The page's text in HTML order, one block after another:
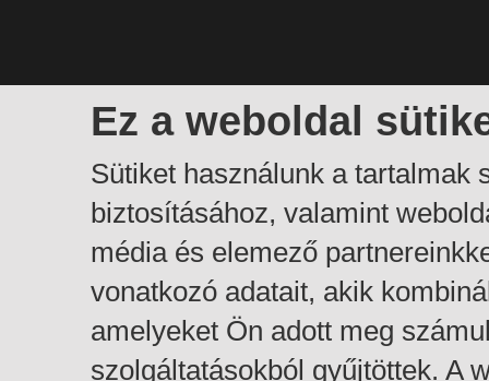
Ez a weboldal
Sütiket használunk a tartalmak
biztosításához, valamint
média és elemező
vonatkozó adatait, akik
amelyeket Ön adott meg
szolgáltatásokból gyűjtöttek. A